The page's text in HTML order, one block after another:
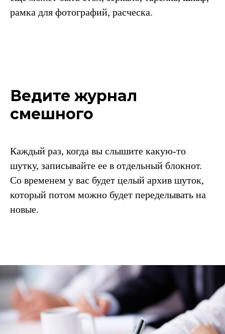
рамка для фотографий, расческа.
Ведите журнал
смешного
Каждый раз, когда вы слышите какую-то
шутку, записывайте ее в отдельный блокнот.
Со временем у вас будет целый архив шуток,
который потом можно будет переделывать на
новые.